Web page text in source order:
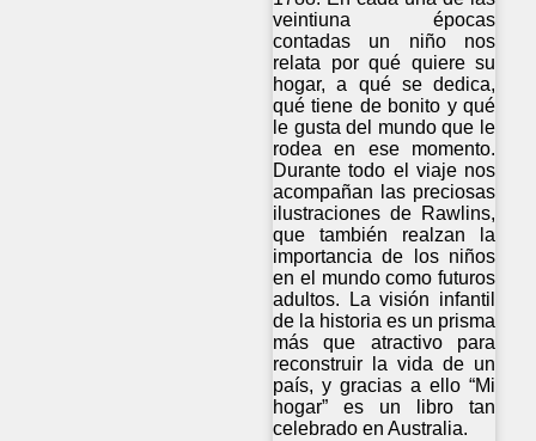
veintiuna épocas
contadas un niño nos
relata por qué quiere su
hogar, a qué se dedica,
qué tiene de bonito y qué
le gusta del mundo que le
rodea en ese momento.
Durante todo el viaje nos
acompañan las preciosas
ilustraciones de Rawlins,
que también realzan la
importancia de los niños
en el mundo como futuros
adultos. La visión infantil
de la historia es un prisma
más que atractivo para
reconstruir la vida de un
país, y gracias a ello “Mi
hogar” es un libro tan
celebrado en Australia.